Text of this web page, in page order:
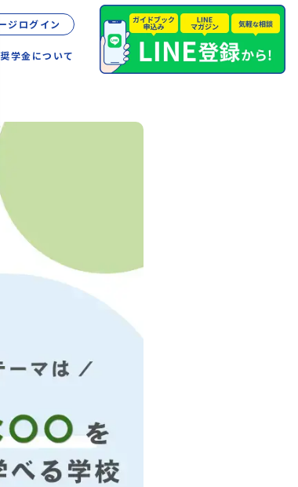
ジログイン
奨学金について